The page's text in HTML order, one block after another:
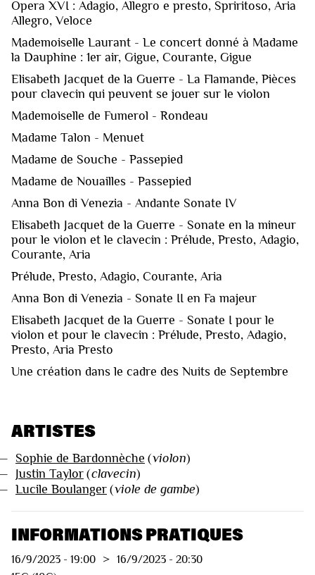
Opera XVI : Adagio, Allegro e presto, Spriritoso, Aria
Allegro, Veloce
Mademoiselle Laurant - Le concert donné à Madame
la Dauphine : 1er air, Gigue, Courante, Gigue
Elisabeth Jacquet de la Guerre - La Flamande, Pièces
pour clavecin qui peuvent se jouer sur le violon
Mademoiselle de Fumerol - Rondeau
Madame Talon - Menuet
Madame de Souche - Passepied
Madame de Nouailles - Passepied
Anna Bon di Venezia - Andante Sonate IV
Elisabeth Jacquet de la Guerre - Sonate en la mineur
pour le violon et le clavecin : Prélude, Presto, Adagio,
Courante, Aria
Prélude, Presto, Adagio, Courante, Aria
Anna Bon di Venezia - Sonate II en Fa majeur
Elisabeth Jacquet de la Guerre - Sonate I pour le
violon et pour le clavecin : Prélude, Presto, Adagio,
Presto, Aria Presto
Une création dans le cadre des Nuits de Septembre
ARTISTES
Sophie de Bardonnèche (violon)
Justin Taylor (clavecin)
Lucile Boulanger (viole de gambe)
INFORMATIONS PRATIQUES
16/9/2023 - 19:00 > 16/9/2023 - 20:30